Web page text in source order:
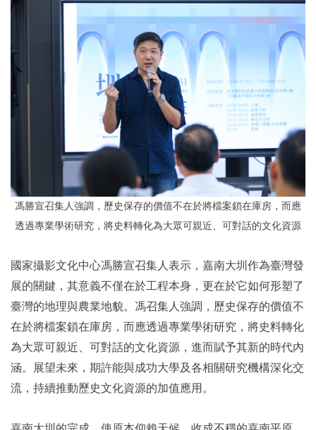
馮勝宣召集人 強調， 歷史保存的價值不在於將檔案鎖在庫房，而應
透過專業學術研究，將史料轉化為大眾可親近、可對話的文化資源
國家攝影文化中心馮勝宣召集人表示，嘉南大圳作為臺灣發
展的關鍵，其意義不僅在於工程本身，更在於它如何形塑了
臺灣的地理與農業地貌。馮召集人強調，歷史保存的價值不
在於將檔案鎖在庫房，而應透過專業學術研究，將史料轉化
為大眾可親近、可對話的文化資源，進而賦予其新的時代內
涵。展望未來，期許能與成功大學及各相關研究機構深化交
流，持續推動歷史文化資源的加值應用。